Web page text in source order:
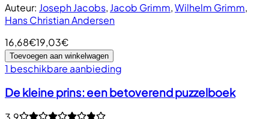
Auteur: Joseph Jacobs, Jacob Grimm,Wilhelm Grimm,
Hans Christian Andersen
16,68€19,03€
Toevoegen aan winkelwagen
1 beschikbare aanbieding
De kleine prins: een betoverend puzzelboek